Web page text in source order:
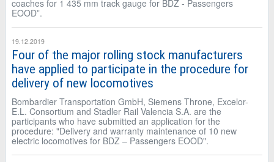
coaches for 1 435 mm track gauge for BDZ - Passengers
EOOD”.
19.12.2019
Four of the major rolling stock manufacturers
have applied to participate in the procedure for
delivery of new locomotives
Bombardier Transportation GmbH, Siemens Throne, Excelor-
E.L. Consortium and Stadler Rail Valencia S.A. are the
participants who have submitted an application for the
procedure: "Delivery and warranty maintenance of 10 new
electric locomotives for BDZ – Passengers EOOD".